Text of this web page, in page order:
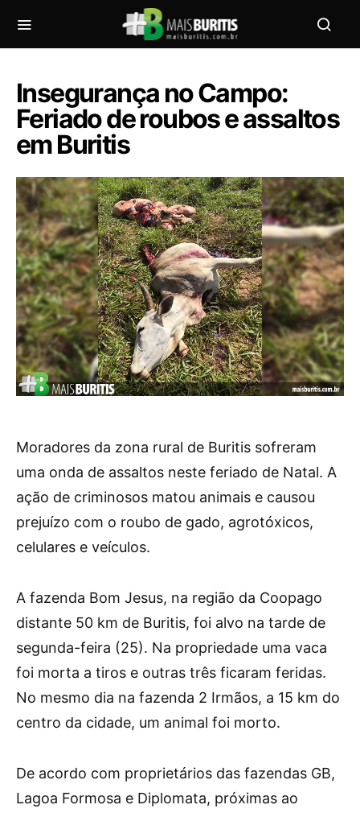
Insegurança no Campo:
Feriado de roubos e assaltos
em Buritis
Moradores da zona rural de Buritis sofreram
uma onda de assaltos neste feriado de Natal. A
ação de criminosos matou animais e causou
prejuízo com o roubo de gado, agrotóxicos,
celulares e veículos.
A fazenda Bom Jesus, na região da Coopago
distante 50 km de Buritis, foi alvo na tarde de
segunda-feira (25). Na propriedade uma vaca
foi morta a tiros e outras três ficaram feridas.
No mesmo dia na fazenda 2 Irmãos, a 15 km do
centro da cidade, um animal foi morto.
De acordo com proprietários das fazendas GB,
Lagoa Formosa e Diplomata, próximas ao